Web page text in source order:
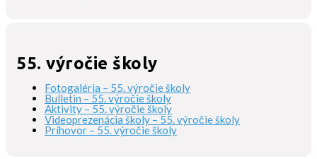
55. výročie školy
Fotogaléria – 55. výročie školy
Bulletin – 55. výročie školy
Aktivity – 55. výročie školy
Videoprezenácia školy – 55. výročie školy
Príhovor – 55. výročie školy